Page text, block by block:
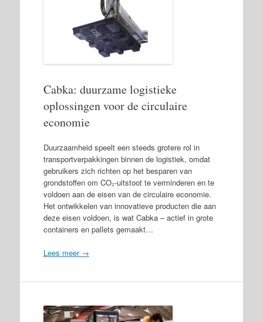
Cabka: duurzame logistieke
oplossingen voor de circulaire
economie
Duurzaamheid speelt een steeds grotere rol in
transportverpakkingen binnen de logistiek, omdat
gebruikers zich richten op het besparen van
grondstoffen om CO₂-uitstoot te verminderen en te
voldoen aan de eisen van de circulaire economie.
Het ontwikkelen van innovatieve producten die aan
deze eisen voldoen, is wat Cabka – actief in grote
containers en pallets gemaakt…
Lees meer →